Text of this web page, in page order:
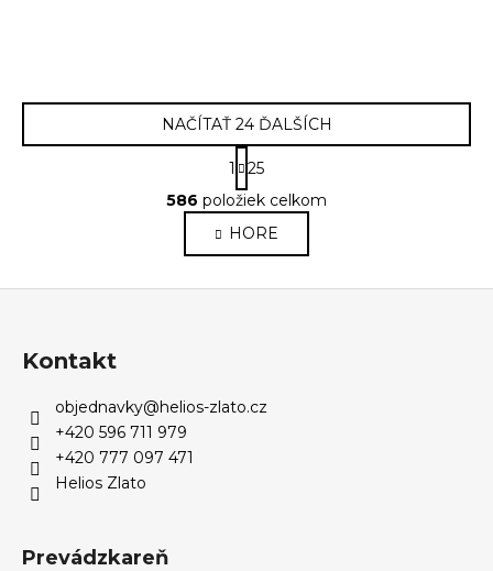
O
v
l
á
d
p
NAČÍTAŤ 24 ĎALŠÍCH
S
t
r
á
n
k
1
25
586 položiek celkom
HORE
Kontakt
objednavky@helios-zlato.cz
+420 596 711 979
+420 777 097 471
Helios Zlato
Prevádzkareň